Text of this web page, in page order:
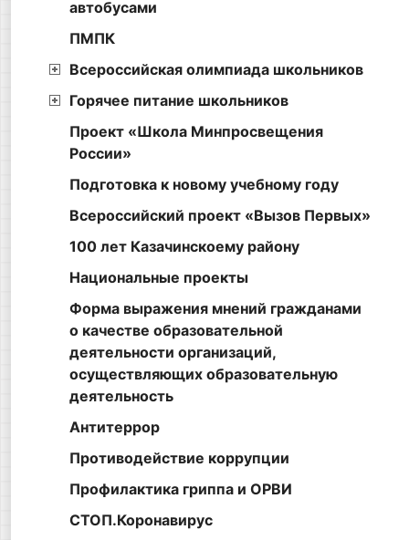
автобусами
ПМПК
Всероссийская олимпиада школьников
Горячее питание школьников
Проект «Школа Минпросвещения
России»
Подготовка к новому учебному году
Всероссийский проект «Вызов Первых»
100 лет Казачинскоему району
Национальные проекты
Форма выражения мнений гражданами
о качестве образовательной
деятельности организаций,
осуществляющих образовательную
деятельность
Антитеррор
Противодействие коррупции
Профилактика гриппа и ОРВИ
СТОП.Коронавирус